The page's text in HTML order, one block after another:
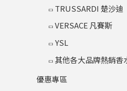
TRUSSARDI 楚沙迪
VERSACE 凡賽斯
YSL
其他各大品牌熱銷香
優惠專區